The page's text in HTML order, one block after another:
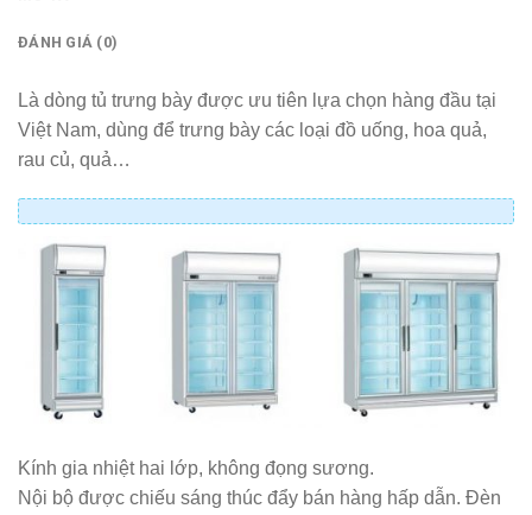
ĐÁNH GIÁ (0)
Là dòng tủ trưng bày được ưu tiên lựa chọn hàng đầu tại
Việt Nam, dùng để trưng bày các loại đồ uống, hoa quả,
rau củ, quả…
Kính gia nhiệt hai lớp, không đọng sương.
Nội bộ được chiếu sáng thúc đẩy bán hàng hấp dẫn. Đèn